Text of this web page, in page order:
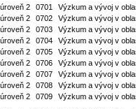
2
0701
Výzkum a vývoj v
2
0702
Výzkum a vývoj v
2
0703
Výzkum a vývoj v
2
0704
Výzkum a vývoj v
2
0705
Výzkum a vývoj v
2
0706
Výzkum a vývoj v
2
0707
Výzkum a vývoj v
2
0708
Výzkum a vývoj v
2
0709 Výzkum a vývoj v